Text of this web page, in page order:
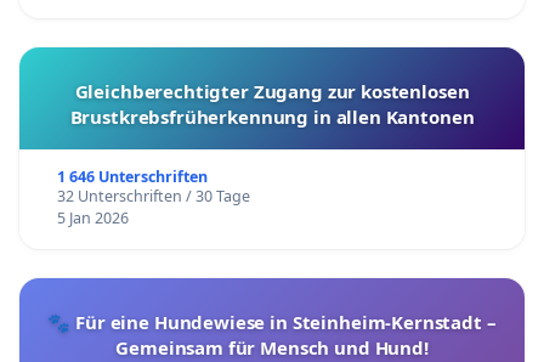
Gleichberechtigter Zugang zur kostenlosen
Brustkrebsfrüherkennung in allen Kantonen
1 646 Unterschriften
32 Unterschriften / 30 Tage
5 Jan 2026
🐾 Für eine Hundewiese in Steinheim-Kernstadt –
Gemeinsam für Mensch und Hund!